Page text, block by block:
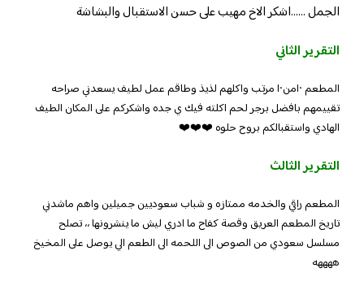
الجمل ……اشكر الاخ مهيب على حسن الاستقبال والبشاشة
التقرير الثاني
المطعم ١٠من١٠ مرتب واكلهم لذيذ وطاقم عمل لطيف يسعدني صراحه
تقييمهم بافضل برجر لحم اكلته فيك ي جده واشكركم على المكان الطيف
الهادي واستقبالكم بروح حلوه ❤️❤️❤️
التقرير الثالث
المطعم راقي والخدمه ممتازه و شباب سعوديين جميلين واهم ماشدني
تاريخ المطعم العريق وقصة كفاح ما ادري ليش ما ينشرونها ،، تصلح
مسلسل سعودي من الصوص الى اللحمه الى الطعم الي يوصل على المخيخ
ههههه